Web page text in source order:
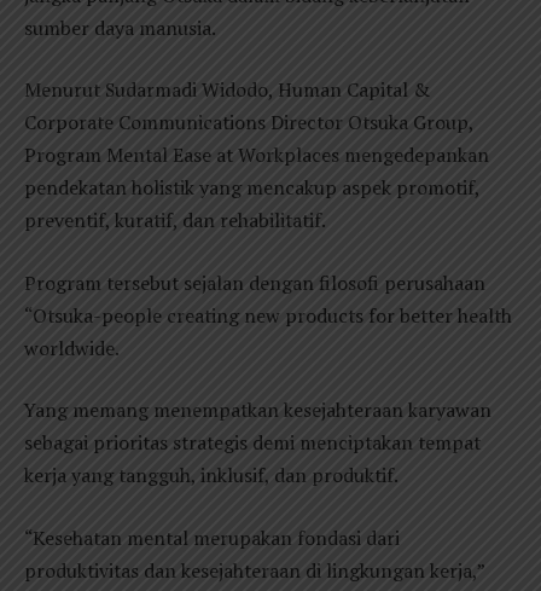
sumber daya manusia.
Menurut Sudarmadi Widodo, Human Capital &
Corporate Communications Director Otsuka Group,
Program Mental Ease at Workplaces mengedepankan
pendekatan holistik yang mencakup aspek promotif,
preventif, kuratif, dan rehabilitatif.
Program tersebut sejalan dengan filosofi perusahaan
“Otsuka-people creating new products for better health
worldwide.
Yang memang menempatkan kesejahteraan karyawan
sebagai prioritas strategis demi menciptakan tempat
kerja yang tangguh, inklusif, dan produktif.
“Kesehatan mental merupakan fondasi dari
produktivitas dan kesejahteraan di lingkungan kerja,”